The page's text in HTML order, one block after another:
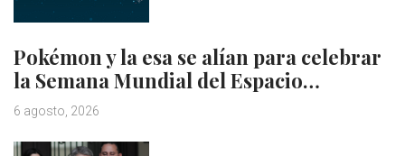
Pokémon y la esa se alían para celebrar
la Semana Mundial del Espacio…
6 agosto, 2026